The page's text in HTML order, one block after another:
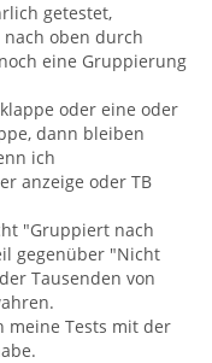
getestet,
oben durch
eine Gruppierung
oder eine oder
dann bleiben
ich
anzeige oder TB
"Gruppiert nach
gegenüber "Nicht
Tausenden von
meine Tests mit der